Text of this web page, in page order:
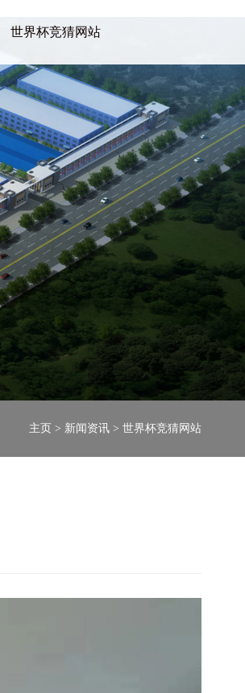
世界杯竞猜网站
主页 > 新闻资讯 >世界杯竞猜网站